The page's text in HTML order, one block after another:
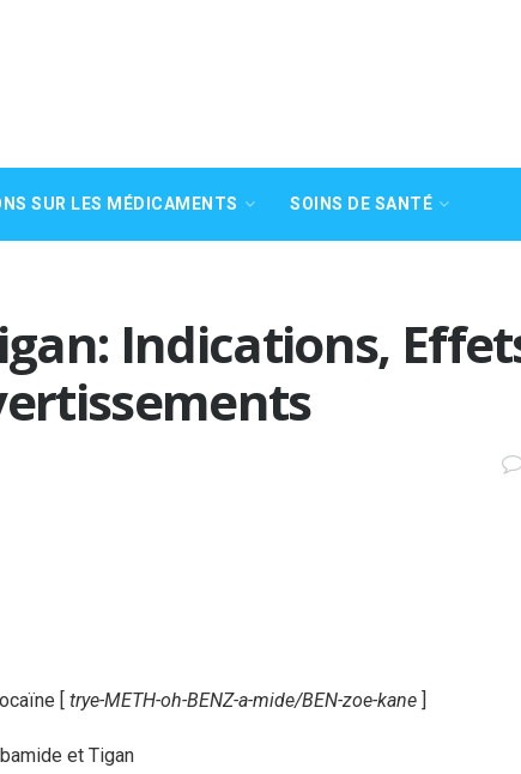
SUR LES MÉDICAMENTS SOINS DE SANTÉ
Indications,
[ trye-METH-oh-BENZ-a-mide/BEN-zoe-kane ]
et Tigan